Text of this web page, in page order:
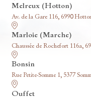
Melreux (Hotton)
Av. de la Gare 116, 6990
Marloie (Marche)
Chaussée de Rochefort 116a,
Bonsin
Rue Petite-Somme 1, 5377
Ouffet